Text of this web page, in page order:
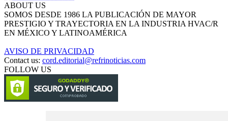
ABOUT US
SOMOS DESDE 1986 LA PUBLICACIÓN DE MAYOR
PRESTIGIO Y TRAYECTORIA EN LA INDUSTRIA HVAC/R
EN MÉXICO Y LATINOAMÉRICA
AVISO DE PRIVACIDAD
Contact us: cord.editorial@refrinoticias.com
FOLLOW US